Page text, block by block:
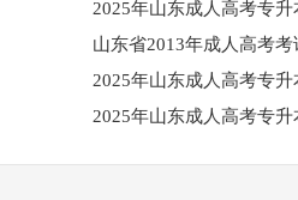
2025年山东成人高考专
山东省2013年成人高考考
2025年山东成人高考专
2025年山东成人高考专